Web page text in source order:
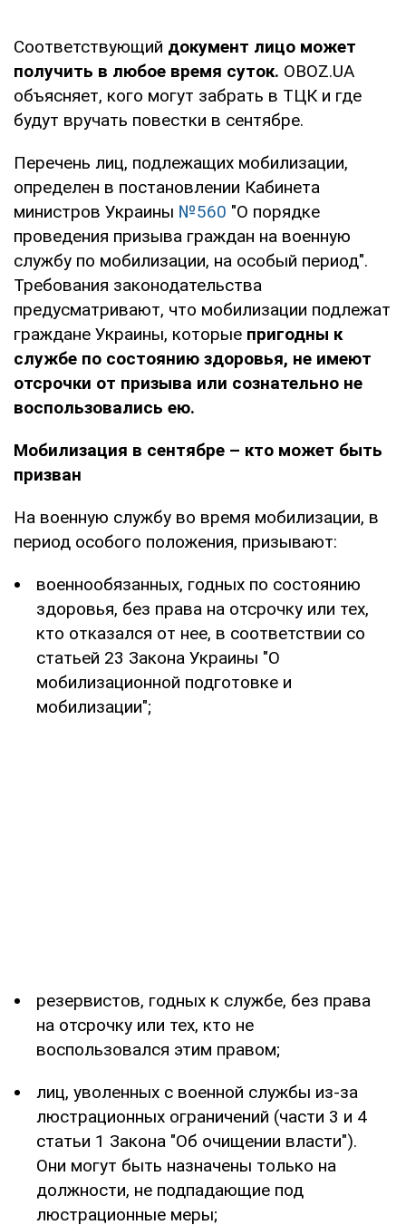
Соответствующий документ лицо может
получить в любое время суток. OBOZ.UA
объясняет, кого могут забрать в ТЦК и где
будут вручать повестки в сентябре.
Перечень лиц, подлежащих мобилизации,
определен в постановлении Кабинета
министров Украины №560 "О порядке
проведения призыва граждан на военную
службу по мобилизации, на особый период".
Требования законодательства
предусматривают, что мобилизации подлежат
граждане Украины, которые пригодны к
службе по состоянию здоровья, не имеют
отсрочки от призыва или сознательно не
воспользовались ею.
Мобилизация в сентябре – кто может быть
призван
На военную службу во время мобилизации, в
период особого положения, призывают:
военнообязанных, годных по состоянию
здоровья, без права на отсрочку или тех,
кто отказался от нее, в соответствии со
статьей 23 Закона Украины "О
мобилизационной подготовке и
мобилизации";
резервистов, годных к службе, без права
на отсрочку или тех, кто не
воспользовался этим правом;
лиц, уволенных с военной службы из-за
люстрационных ограничений (части 3 и 4
статьи 1 Закона "Об очищении власти").
Они могут быть назначены только на
должности, не подпадающие под
люстрационные меры;